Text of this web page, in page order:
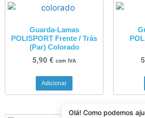
Guarda-Lamas
POLISPORT Frente / Trás
(Par) Colorado
5,90 € com IVA
Adicionar
Olá! Como podemos